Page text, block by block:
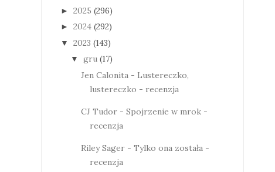
► 2025 (296)
► 2024 (292)
▼ 2023 (143)
▼ gru (17)
Jen Calonita - Lustereczko,
lustereczko - recenzja
CJ Tudor - Spojrzenie w mrok -
recenzja
Riley Sager - Tylko ona została -
recenzja